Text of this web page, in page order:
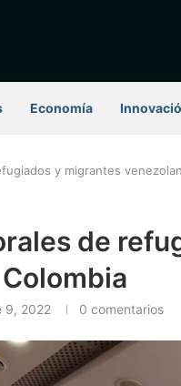
Economía
y migrantes
de
9, 2022 0 comentarios